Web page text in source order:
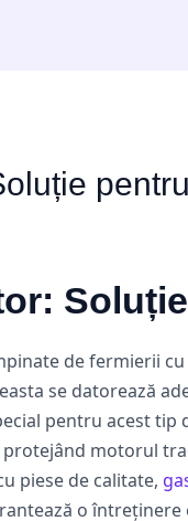
de fermierii
se datorează
pentru acest tip
motorul
piese de calitate,
o